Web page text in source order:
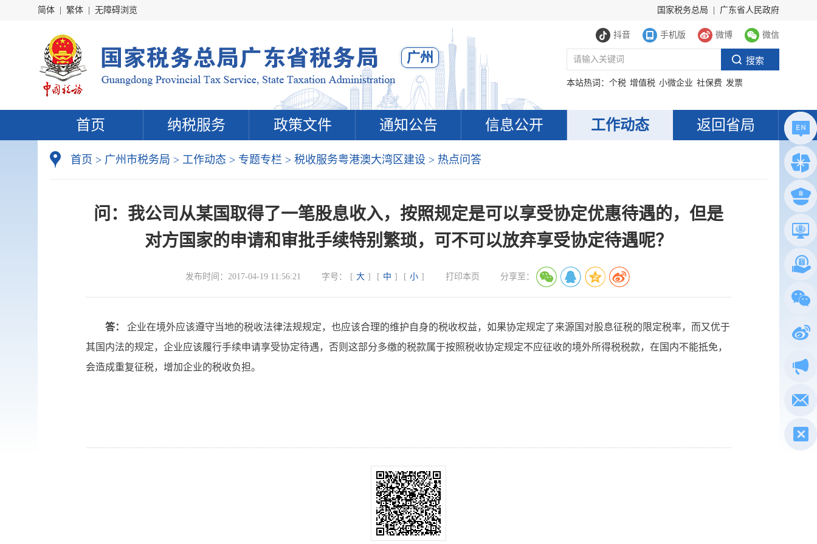
简体 繁体 无障碍浏览 国家税务总局 广东省人民政府
抖音 手机版 微博 微信
广州
本站热词： 个税 增值税 小微企业 社保费 发票
首页 纳税服务 政策文件 通知公告 信息公开 工作动态 返回省局
首页 > 广州市税务局 > 工作动态 > 专题专栏 > 税收服务粤港澳大湾区建设 > 热点问答
问：我公司从某国取得了一笔股息收入，按照规定是可以享受协定优惠待遇的，但是
对方国家的申请和审批手续特别繁琐，可不可以放弃享受协定待遇呢？
发布时间： 2017-04-19 11:56:21 字号： [ 大 ] [ 中 ] [ 小 ] 打印本页 分享至：
答：
企业在境外应该遵守当地的税收法律法规规定，也应该合理的维护自身的税收权益，如果协定规定了来源国对股息征税的限定税率，而又优于
其国内法的规定，企业应该履行手续申请享受协定待遇，否则这部分多缴的税款属于按照税收协定规定不应征收的境外所得税税款，在国内不能抵免，
会造成重复征税，增加企业的税收负担。
总局
政务
执法
电子
税惠通